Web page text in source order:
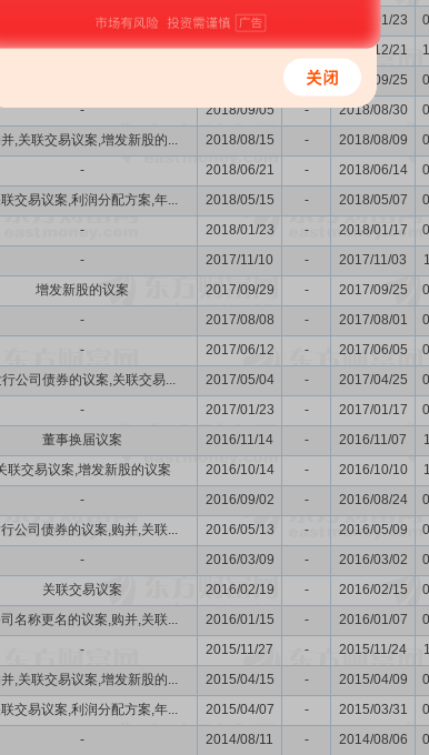
2019/01/30 2019/01/23
发行公司债券的议案 2018/12/28 - 2018/12/21
- 2018/09/25
- 2018/09/05 - 2018/08/30
,关联交易议案,增发新股的... 2018/08/15 - 2018/08/09
- 2018/06/21 - 2018/06/14
交易议案,利润分配方案,年... 2018/05/15 - 2018/05/07
- 2018/01/23 - 2018/01/17
- 2017/11/10 - 2017/11/03
增发新股的议案 2017/09/29 - 2017/09/25
- 2017/08/08 - 2017/08/01
- 2017/06/12 - 2017/06/05
公司债券的议案,关联交易... 2017/05/04 - 2017/04/25
- 2017/01/23 - 2017/01/17
董事换届议案 2016/11/14 - 2016/11/07
联交易议案,增发新股的议案 2016/10/14 - 2016/10/10
- 2016/09/02 - 2016/08/24
公司债券的议案,购并,关联... 2016/05/13 - 2016/05/09
- 2016/03/09 - 2016/03/02
关联交易议案 2016/02/19 - 2016/02/15
名称更名的议案,购并,关联... 2016/01/15 - 2016/01/07
- 2015/11/27 - 2015/11/24
,关联交易议案,增发新股的... 2015/04/15 - 2015/04/09
交易议案,利润分配方案,年... 2015/04/07 - 2015/03/31
- 2014/08/11 - 2014/08/06